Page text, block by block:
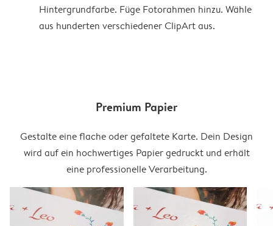
Hintergrundfarbe. Füge Fotorahmen hinzu. Wähle
aus hunderten verschiedener ClipArt aus.
Premium Papier
Gestalte eine flache oder gefaltete Karte. Dein Design
wird auf ein hochwertiges Papier gedruckt und erhält
eine professionelle Verarbeitung.